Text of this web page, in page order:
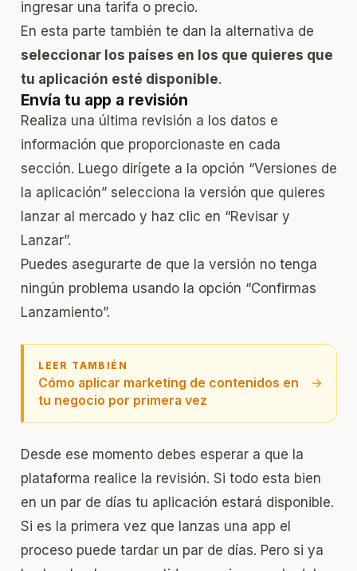
ingresar una tarifa o precio.
En esta parte también te dan la alternativa de
seleccionar los países en los que quieres que
tu aplicación esté disponible.
Envía tu app a revisión
Realiza una última revisión a los datos e
información que proporcionaste en cada
sección. Luego dirígete a la opción “Versiones de
la aplicación” selecciona la versión que quieres
lanzar al mercado y haz clic en “Revisar y
Lanzar”.
Puedes asegurarte de que la versión no tenga
ningún problema usando la opción “Confirmas
Lanzamiento”.
LEER TAMBIÉN
Cómo aplicar marketing de contenidos en
tu negocio por primera vez
→
Desde ese momento debes esperar a que la
plataforma realice la revisión. Si todo esta bien
en un par de días tu aplicación estará disponible.
Si es la primera vez que lanzas una app el
proceso puede tardar un par de días. Pero si ya